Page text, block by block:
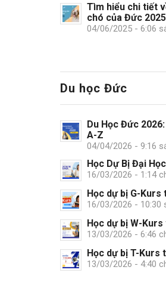
Tìm hiểu chi tiết
chó của Đức 2025
04/06/2025 - 6:06
Du học Đức
Du Học Đức
A-Z
04/04/2026 - 9:16
Học Dự Bị Đại
16/03/2026 - 1:14
Học dự bị G-Kurs
16/03/2026 - 10:30
Học dự bị W-
13/03/2026 - 6:46
Học dự bị T-Kurs
13/03/2026 - 4:40